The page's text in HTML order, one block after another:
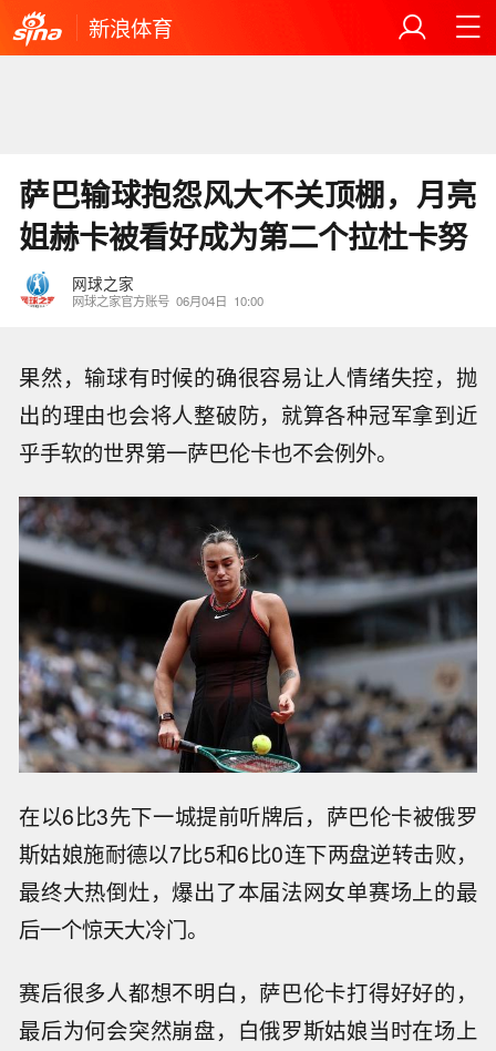
新浪体育
萨巴输球抱怨风大不关顶棚，月亮
姐赫卡被看好成为第二个拉杜卡努
网球之家
网球之家官方账号 06月04日 10:00
果然，输球有时候的确很容易让人情绪失控，抛
出的理由也会将人整破防，就算各种冠军拿到近
乎手软的世界第一萨巴伦卡也不会例外。
在以6比3先下一城提前听牌后，萨巴伦卡被俄罗
斯姑娘施耐德以7比5和6比0连下两盘逆转击败，
最终大热倒灶，爆出了本届法网女单赛场上的最
后一个惊天大冷门。
赛后很多人都想不明白，萨巴伦卡打得好好的，
最后为何会突然崩盘，白俄罗斯姑娘当时在场上